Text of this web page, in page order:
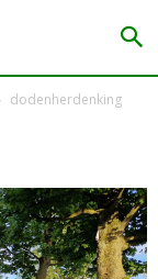
dodenherdenking